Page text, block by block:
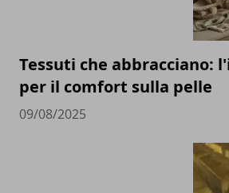
Tessuti che
per il comfort sulla pelle
09/08/2025